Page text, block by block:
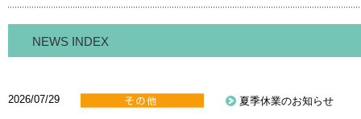
NEWS INDEX
2026/07/29 夏季休業のお知らせ